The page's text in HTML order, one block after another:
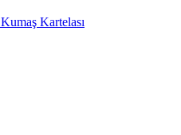
Kumaş Kartelası